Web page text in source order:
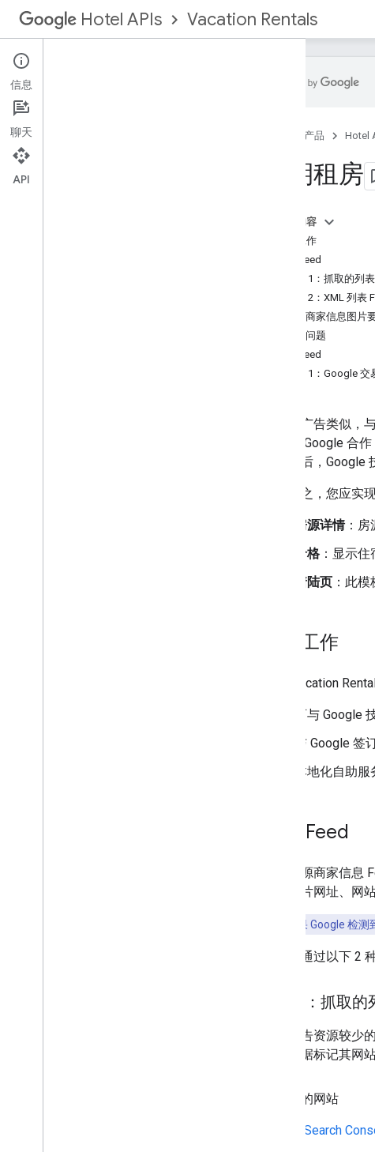
Hotel APIs Vacation Rentals
属性
ARI 示例
产品 Hotel
假期租房
本页内容
准备工作
房源 Feed
方法 1：抓取的列
方法 2：XML 列表
房源商家信息图片
常见问题
价格 Feed
方法 1：Google 交
与酒店广告类似，
直接与 Google 合
得批准后，Google
总而言之，您应实现
房源详情：房
价格 ：显示
着陆页 ：此
准备工作
在与 Vacation
可与 Google
与 Google 签
本地化自助
房源 Feed
民宿房源商家信息
置、图片网址、网
如果 Google 检
您可以通过以下 2
方法 1：抓取
对于广告资源较
构化数据标记其网
标记您的网站
Search
信息
聊天
API